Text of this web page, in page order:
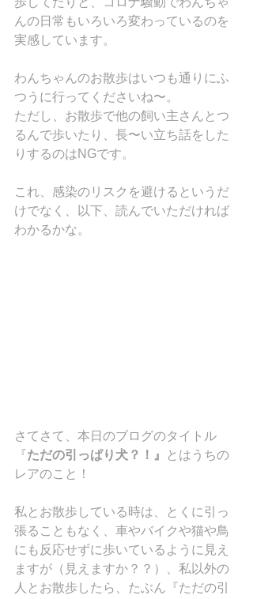
んの日常もいろいろ変わっているのを
実感しています。
わんちゃんのお散歩はいつも通りにふ
つうに行ってくださいね〜。
ただし、お散歩で他の飼い主さんとつ
るんで歩いたり、長〜い立ち話をした
りするのはNGです。
これ、感染のリスクを避けるというだ
けでなく、以下、読んでいただければ
わかるかな。
さてさて、本日のブログのタイトル
『ただの引っぱり犬？！』
とはうちの
レアのこと！
私とお散歩している時は、とくに引っ
張ることもなく、車やバイクや猫や鳥
にも反応せずに歩いているように見え
ますが（見えますか？？）、私以外の
人とお散歩したら、たぶん『ただの引